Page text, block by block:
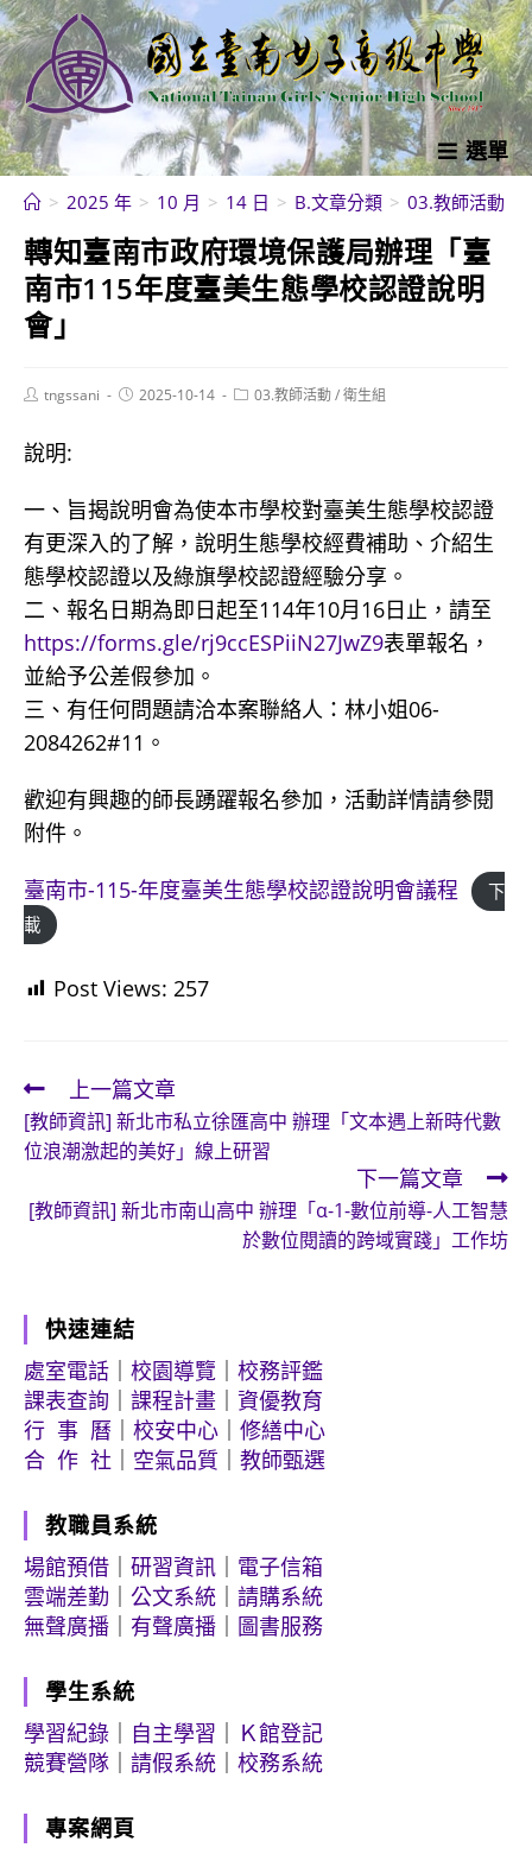
跳
轉
至
主
要
內
選單
> 2025 年 > 10 月 > 14 日 > B.文章分類 > 03.教師活動
轉知臺南市政府環境保護局辦理「臺
南市115年度臺美生態學校認證說明
會」
Posttngssani
Post2025-10-14
Post03.教師活動/衛生組
說明:
一、旨揭說明會為使本市學校對臺美生態學校認證
有更深入的了解，說明生態學校經費補助、介紹生
態學校認證以及綠旗學校認證經驗分享。
二、報名日期為即日起至114年10月16日止，請至
https://forms.gle/rj9ccESPiiN27JwZ9表單報名，
並給予公差假參加。
三、有任何問題請洽本案聯絡人：林小姐06-
2084262#11。
歡迎有興趣的師長踴躍報名參加，活動詳情請參閱
附件。
臺南市-115-年度臺美生態學校認證說明會議程
下
載
Post Views: 257
Read
more
articles
上一篇文章
[教師資訊] 新北市私立徐匯高中 辦理「文本遇上新時代數
位浪潮激起的美好」線上研習
下一篇文章
[教師資訊] 新北市南山高中 辦理「α-1-數位前導-人工智慧
於數位閱讀的跨域實踐」工作坊
快速連結
處室電話
校園導覽
校務評鑑
課表查詢
課程計畫
資優教育
行 事 曆
校安中心
修繕中心
合 作 社
空氣品質 教師甄選
教職員系統
場館預借
研習資訊
電子信箱
雲端差勤
公文系統
請購系統
無聲廣播
有聲廣播 圖書服務
學生系統
學習紀錄
自主學習
Ｋ館登記
競賽營隊
請假系統 校務系統
專案網頁